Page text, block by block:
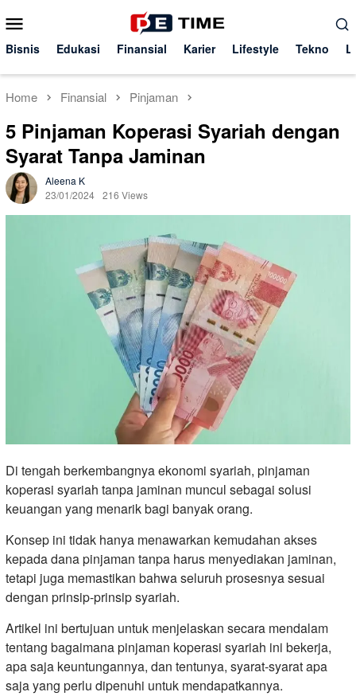
to
contentMenu
Bisnis Edukasi Finansial Karier Lifestyle Tekno
Home Finansial Pinjaman
5 Pinjaman Koperasi Syariah dengan
Syarat Tanpa Jaminan
Aleena K
23/01/2024 216 Views
Di tengah berkembangnya ekonomi syariah, pinjaman
koperasi syariah tanpa jaminan muncul sebagai solusi
keuangan yang menarik bagi banyak orang.
Konsep ini tidak hanya menawarkan kemudahan akses
kepada dana pinjaman tanpa harus menyediakan jaminan,
tetapi juga memastikan bahwa seluruh prosesnya sesuai
dengan prinsip-prinsip syariah.
Artikel ini bertujuan untuk menjelaskan secara mendalam
tentang bagaimana pinjaman koperasi syariah ini bekerja,
apa saja keuntungannya, dan tentunya, syarat-syarat apa
saja yang perlu dipenuhi untuk mendapatkannya.